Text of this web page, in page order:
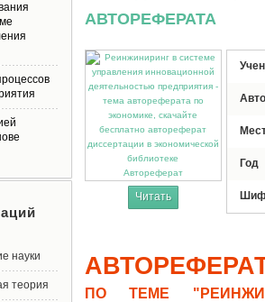
АВТОРЕФЕРАТА
Автореферат
Читать
Год
ПО ТЕМЕ
науки
теория